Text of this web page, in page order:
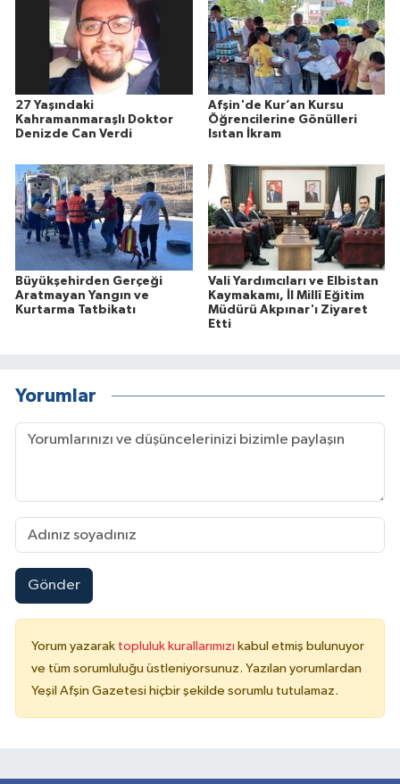
27 Yaşındaki
Kahramanmaraşlı Doktor
Denizde Can Verdi
Afşin'de Kur’an Kursu
Öğrencilerine Gönülleri
Isıtan İkram
Büyükşehirden Gerçeği
Aratmayan Yangın ve
Kurtarma Tatbikatı
Vali Yardımcıları ve Elbistan
Kaymakamı, İl Millî Eğitim
Müdürü Akpınar'ı Ziyaret
Etti
Yorumlar
Gönder
Yorum yazarak topluluk kurallarımızı kabul etmiş bulunuyor
ve tüm sorumluluğu üstleniyorsunuz. Yazılan yorumlardan
Yeşil Afşin Gazetesi hiçbir şekilde sorumlu tutulamaz.